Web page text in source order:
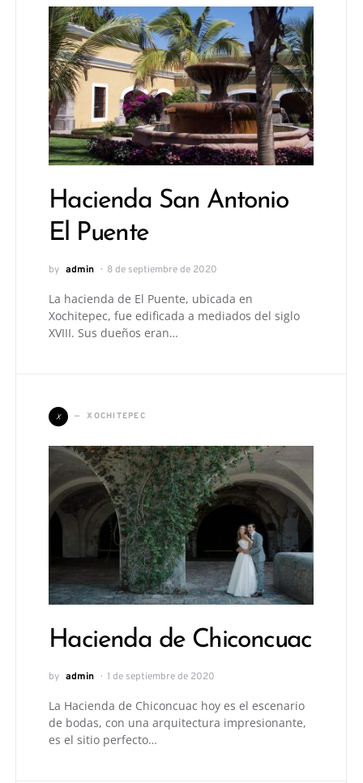
Hacienda San Antonio
El Puente
by admin 8 de septiembre de 2020
La hacienda de El Puente, ubicada en
Xochitepec, fue edificada a mediados del siglo
XVIII. Sus dueños eran…
X XOCHITEPEC
Hacienda de Chiconcuac
by admin 1 de septiembre de 2020
La Hacienda de Chiconcuac hoy es el escenario
de bodas, con una arquitectura impresionante,
es el sitio perfecto…